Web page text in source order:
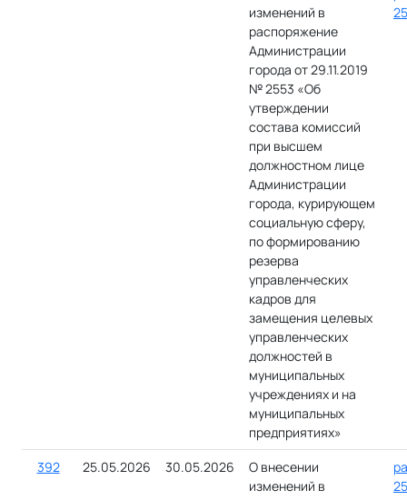
изменений в
распоряжение
Администрации
города от 29.11.2019
№ 2553 «Об
утверждении
состава комиссий
при высшем
должностном лице
Администрации
города, курирующем
социальную сферу,
по формированию
резерва
управленческих
кадров для
замещения целевых
управленческих
должностей в
муниципальных
учреждениях и на
муниципальных
предприятиях»
392 25.05.2026 30.05.2026
О внесении
изменений в